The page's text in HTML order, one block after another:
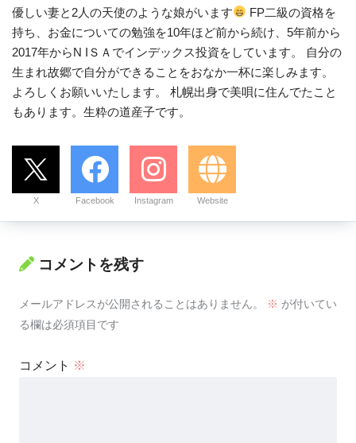
優しい妻と2人の天使のような娘がいます
FP二級の資格を
持ち、お金についての勉強を10年ほど前から続け、5年前から
2017年からN IＳＡでインデックス投資をしています。 自分の
生まれ故郷で自分ができることをおなか一杯に楽しみます。
よろしくお願いいたします。 札幌出身で美唄に住んでたこと
もあります。生粋の道産子です。
X Facebook Instagram Website
コメントを残す
メールアドレスが公開されることはありません。 ※ が付いてい
る欄は必須項目です
コメント ※